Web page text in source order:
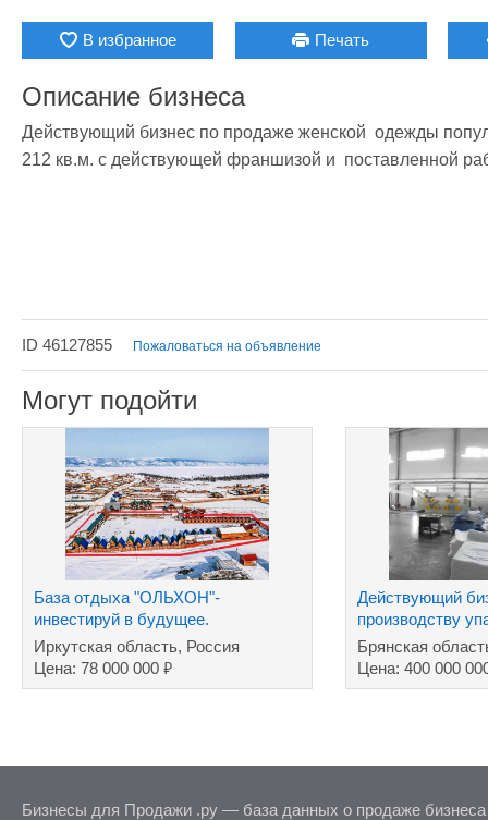
В избранное Печать
Описание бизнеса
Действующий бизнес по продаже женской  одежды
212 кв.м. с действующей франшизой и  поставленной
ID 46127855 Пожаловаться на объявление
Могут подойти
База отдыха "ОЛЬХОН"-
инвестируй в будущее.
Иркутская область, Россия
Цена: 78 000 000 ₽
Действующий
производству
полимеров
Брянская
Цена: 400 000
Бизнесы для Продажи .ру — база данных о продаже